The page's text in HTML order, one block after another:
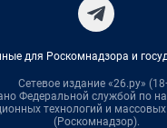
для Роскомнадзора и
Сетевое издание «26.ру»
Федеральной службой по
технологий и
(Роскомнадзор).